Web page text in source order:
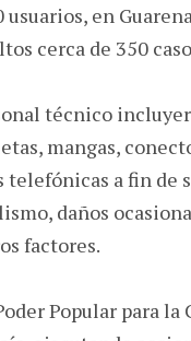
en
cerca de 350
técnico
mangas,
telefónicas a fin de
daños
factores.
Popular para la